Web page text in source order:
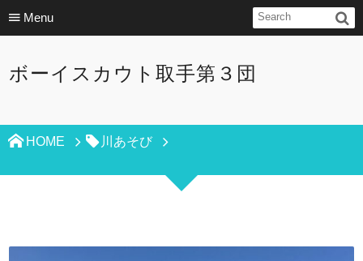
Menu
ボーイスカウト取手第３団
HOME 川あそび